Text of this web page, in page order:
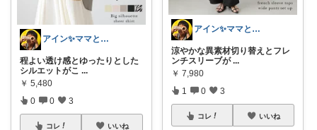
アイン✨ママと子供と食べ物と🍭
程よい透け感とゆったりとした
シルエットがこ ...
￥ 5,480
0 0 3
コレ いいね
アイン✨ママと子供と食べ物と🍭
涼やかな異素材切り替えとフレ
ンチスリーブが ...
￥ 7,980
1 0 3
コレ いいね